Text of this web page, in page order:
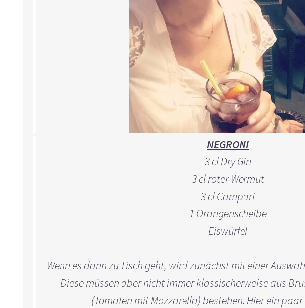
NEGRONI
3 cl Dry Gin
3 cl roter Wermut
3 cl Campari
1 Orangenscheibe
Eiswürfel
Wenn es dann zu Tisch geht, wird zunächst mit einer
Diese müssen aber nicht immer klassischerweise aus
(Tomaten mit Mozzarella) bestehen. Hier ein